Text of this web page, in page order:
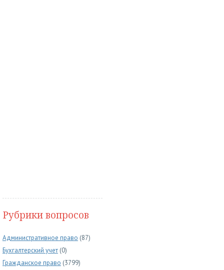
Рубрики вопросов
Административное право (87)
Бухгалтерский учет (0)
Гражданское право (3799)